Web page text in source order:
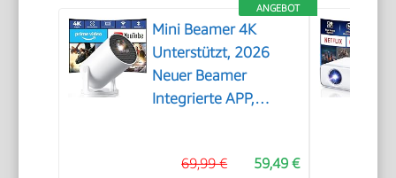
ANGEBOT
Mini Beamer 4K
Unterstützt, 2026
Neuer Beamer
Integrierte APP,
Automatische
59,49 €
69,99 €